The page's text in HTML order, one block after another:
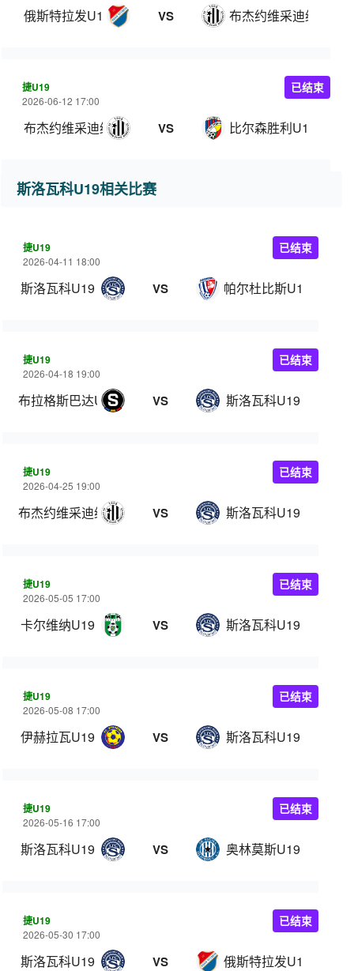
俄斯特拉发U19 VS 布杰约维采迪纳摩U19
捷U19
2026-06-12 17:00
布杰约维采迪纳摩U19 VS 比尔森胜利U19
已结束
斯洛瓦科U19相关比赛
捷U19
2026-04-11 18:00
斯洛瓦科U19 VS 帕尔杜比斯U19
已结束
捷U19
2026-04-18 19:00
布拉格斯巴达U19 VS 斯洛瓦科U19
已结束
捷U19
2026-04-25 19:00
布杰约维采迪纳摩U19 VS 斯洛瓦科U19
已结束
捷U19
2026-05-05 17:00
卡尔维纳U19 VS 斯洛瓦科U19
已结束
捷U19
2026-05-08 17:00
伊赫拉瓦U19 VS 斯洛瓦科U19
已结束
捷U19
2026-05-16 17:00
斯洛瓦科U19 VS 奥林莫斯U19
已结束
捷U19
2026-05-30 17:00
斯洛瓦科U19 VS 俄斯特拉发U19
已结束